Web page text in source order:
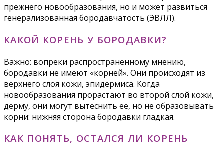
прежнего новообразования, но и может развиться
генерализованная бородавчатость (ЭВЛЛ).
КАКОЙ КОРЕНЬ У БОРОДАВКИ?
Важно: вопреки распространенному мнению,
бородавки не имеют «корней». Они происходят из
верхнего слоя кожи, эпидермиса. Когда
новообразования прорастают во второй слой кожи,
дерму, они могут вытеснить ее, но не образовывать
корни: нижняя сторона бородавки гладкая.
КАК ПОНЯТЬ, ОСТАЛСЯ ЛИ КОРЕНЬ